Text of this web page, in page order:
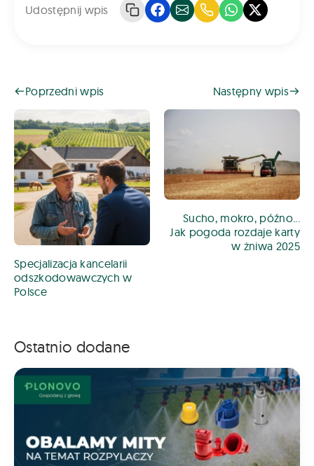
Udostępnij wpis
Poprzedni wpis
Specjalizacja kancelarii
odszkodowawczych w
Polsce
Następny wpis
Sucho, mokro, późno...
Jak pogoda rozdaje karty
w żniwa 2025
Ostatnio dodane